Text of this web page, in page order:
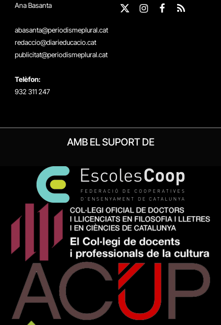
Ana Basanta
abasanta@periodismeplural.cat
redaccio@diarieducacio.cat
publicitat@periodismeplural.cat
Telèfon:
932 311 247
X
Instagram
Facebook
RSS
AMB EL SUPORT DE